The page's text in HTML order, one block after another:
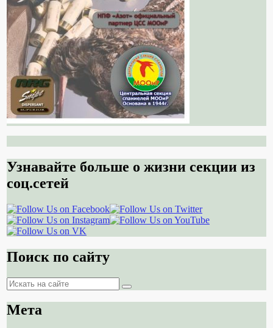
Узнавайте больше о жизни секции из
соц.сетей
Поиск по сайту
Поиск
Поиск
Мета